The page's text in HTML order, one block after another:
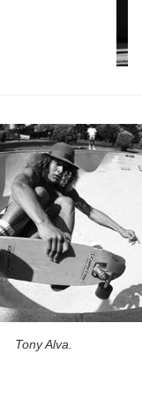
Tony Alva.